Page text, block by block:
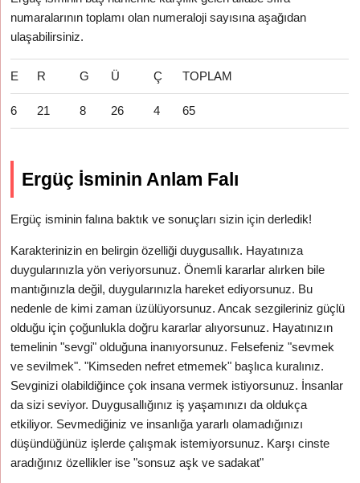
numaralarının toplamı olan numeraloji sayısına aşağıdan
ulaşabilirsiniz.
E R G Ü Ç TOPLAM
6 21 8 26 4 65
Ergüç İsminin Anlam Falı
Ergüç isminin falına baktık ve sonuçları sizin için derledik!
Karakterinizin en belirgin özelliği duygusallık. Hayatınıza
duygularınızla yön veriyorsunuz. Önemli kararlar alırken bile
mantığınızla değil, duygularınızla hareket ediyorsunuz. Bu
nedenle de kimi zaman üzülüyorsunuz. Ancak sezgileriniz güçlü
olduğu için çoğunlukla doğru kararlar alıyorsunuz. Hayatınızın
temelinin "sevgi" olduğuna inanıyorsunuz. Felsefeniz "sevmek
ve sevilmek". "Kimseden nefret etmemek" başlıca kuralınız.
Sevginizi olabildiğince çok insana vermek istiyorsunuz. İnsanlar
da sizi seviyor. Duygusallığınız iş yaşamınızı da oldukça
etkiliyor. Sevmediğiniz ve insanlığa yararlı olamadığınızı
düşündüğünüz işlerde çalışmak istemiyorsunuz. Karşı cinste
aradığınız özellikler ise "sonsuz aşk ve sadakat"